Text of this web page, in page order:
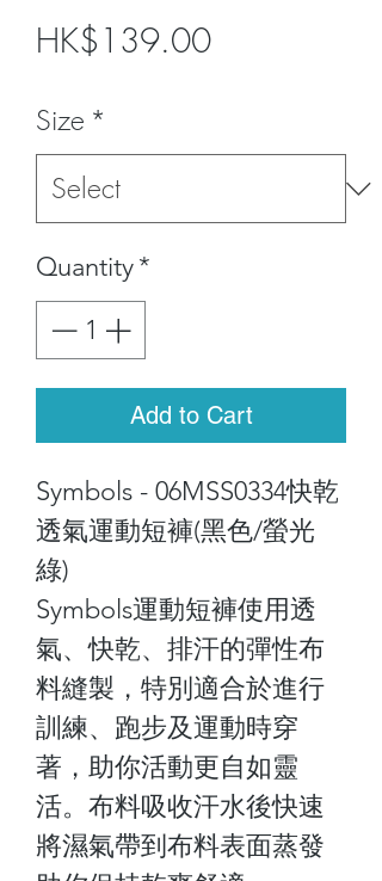
HK$139.00Price
Size *
Quantity*
Add to Cart
Symbols - 06MSS0334快乾
透氣運動短褲(黑色/螢光
綠)
Symbols運動短褲使用透
氣、快乾、排汗的彈性布
料縫製，特別適合於進行
訓練、跑步及運動時穿
著，助你活動更自如靈
活。布料吸收汗水後快速
將濕氣帶到布料表面蒸發